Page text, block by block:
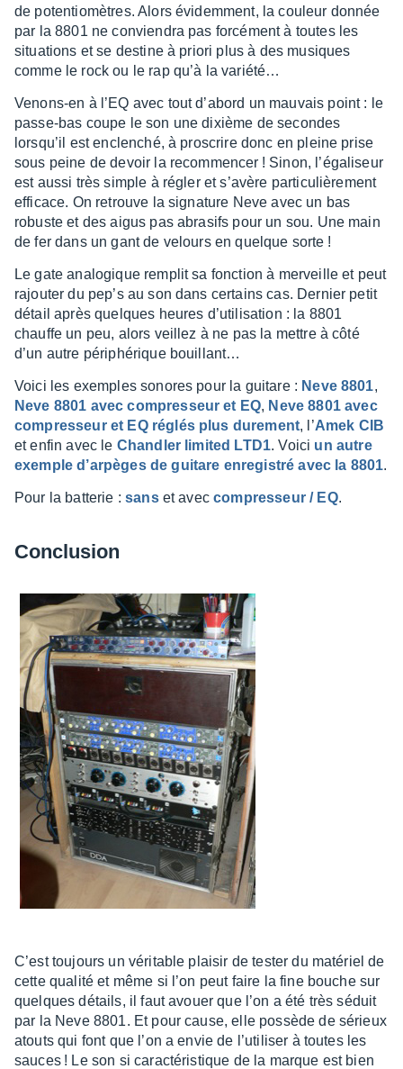
de poten­tio­mètres. Alors évidem­ment, la couleur donnée
par la 8801 ne convien­dra pas forcé­ment à toutes les
situa­tions et se destine à priori plus à des musiques
comme le rock ou le rap qu’à la varié­té…
Venons-en à l’EQ avec tout d’abord un mauvais point : le
passe-bas coupe le son une dixième de secondes
lorsqu’il est enclen­ché, à pros­crire donc en pleine prise
sous peine de devoir la recom­men­cer ! Sinon, l’éga­li­seur
est aussi très simple à régler et s’avère parti­cu­liè­re­ment
effi­cace. On retrouve la signa­ture Neve avec un bas
robuste et des aigus pas abra­sifs pour un sou. Une main
de fer dans un gant de velours en quelque sorte !
Le gate analo­gique remplit sa fonc­tion à merveille et peut
rajou­ter du pep’s au son dans certains cas. Dernier petit
détail après quelques heures d’uti­li­sa­tion : la 8801
chauffe un peu, alors veillez à ne pas la mettre à côté
d’un autre péri­phé­rique bouillant…
Voici les exemples sonores pour la guitare : Neve 8801,
Neve 8801 avec compres­seur et EQ, Neve 8801 avec
compres­seur et EQ réglés plus dure­ment, l’Amek CIB
et enfin avec le Chand­ler limi­ted LTD1. Voici un autre
exemple d’ar­pèges de guitare enre­gis­tré avec la 8801.
Pour la batte­rie :sanset aveccompres­seur / EQ.
Conclu­sion
C’est toujours un véri­table plai­sir de tester du maté­riel de
cette qualité et même si l’on peut faire la fine bouche sur
quelques détails, il faut avouer que l’on a été très séduit
par la Neve 8801. Et pour cause, elle possède de sérieux
atouts qui font que l’on a envie de l’uti­li­ser à toutes les
sauces ! Le son si carac­té­ris­tique de la marque est bien